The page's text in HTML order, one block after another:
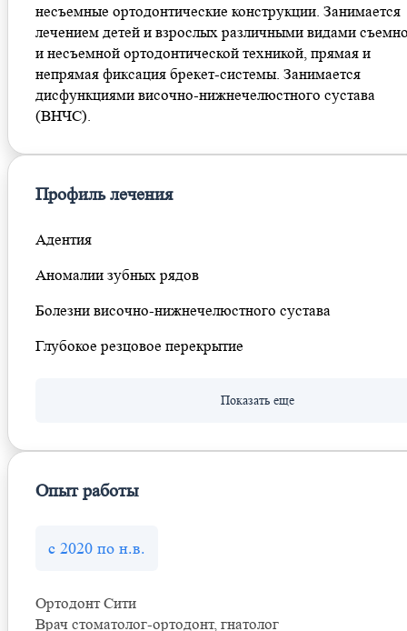
несъемные ортодонтические конструкции. Занимается
лечением детей и взрослых различными видами
и несъемной ортодонтической техникой, прямая и
непрямая фиксация брекет-системы. Занимается
дисфункциями височно-нижнечелюстного сустава
(ВНЧС).
Профиль лечения
Адентия
Аномалии зубных рядов
Болезни височно-нижнечелюстного сустава
Глубокое резцовое перекрытие
Опыт работы
с 2020 по н.в.
Ортодонт Сити
Врач стоматолог-ортодонт, гнатолог